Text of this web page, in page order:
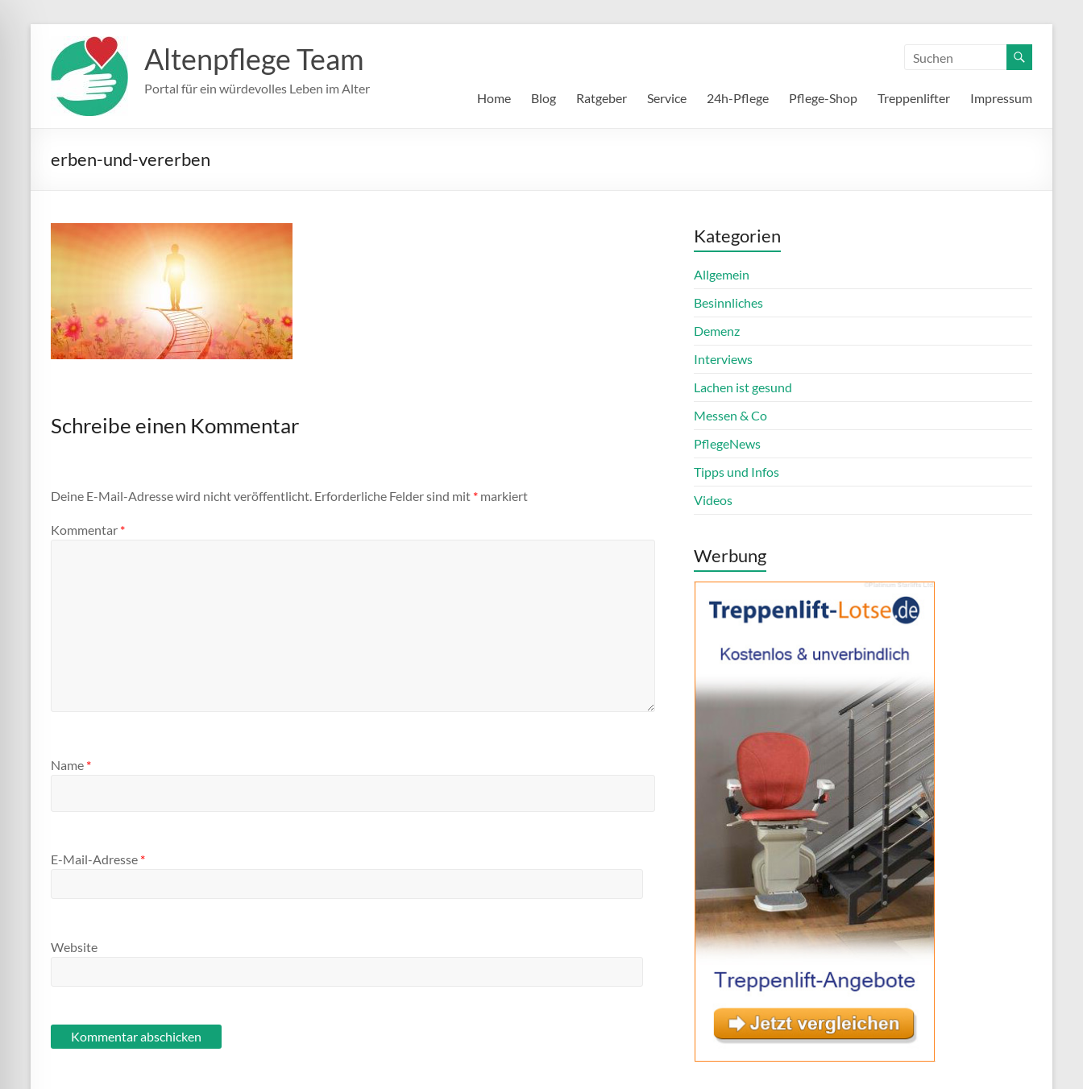
Inhalt
springen
Altenpflege Team
Portal für ein würdevolles Leben im Alter
Home Blog Ratgeber Service 24h-Pflege Pflege-Shop Treppenlifter Impressum
erben-und-vererben
Schreibe einen Kommentar
Deine E-Mail-Adresse wird nicht veröffentlicht. Erforderliche Felder sind mit * markiert
Kommentar *
Name *
E-Mail-Adresse *
Website
Kategorien
Allgemein
Besinnliches
Demenz
Interviews
Lachen ist gesund
Messen & Co
PflegeNews
Tipps und Infos
Videos
Werbung